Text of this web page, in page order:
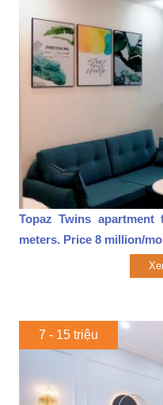
Topaz Twins
meters. Price 8 million/
7 - 15 triệu